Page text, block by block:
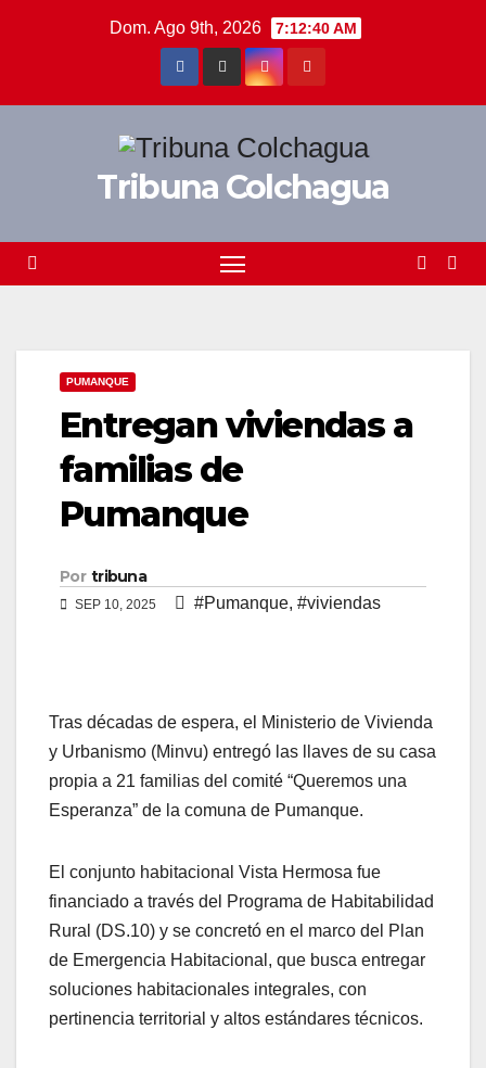
Dom. Ago 9th, 2026 7:12:40 AM
Tribuna Colchagua
PUMANQUE
Entregan viviendas a
familias de
Pumanque
Por tribuna
SEP 10, 2025 #Pumanque, #viviendas
Tras décadas de espera, el Ministerio de Vivienda
y Urbanismo (Minvu) entregó las llaves de su casa
propia a 21 familias del comité “Queremos una
Esperanza” de la comuna de Pumanque.
El conjunto habitacional Vista Hermosa fue
financiado a través del Programa de Habitabilidad
Rural (DS.10) y se concretó en el marco del Plan
de Emergencia Habitacional, que busca entregar
soluciones habitacionales integrales, con
pertinencia territorial y altos estándares técnicos.